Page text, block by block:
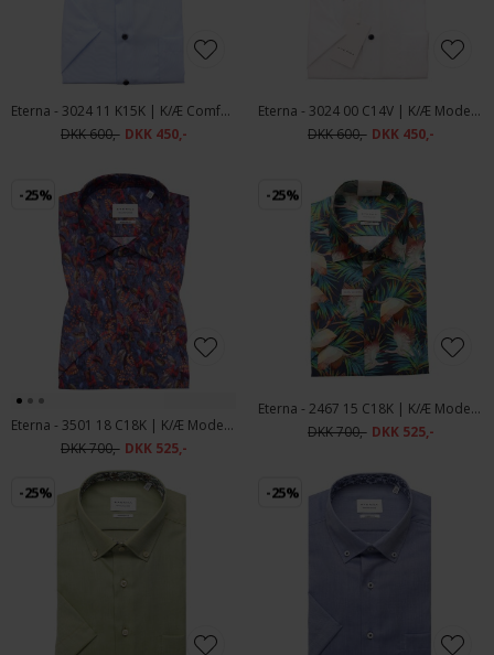
Eterna - 3024 11 K15K | K/Æ Comfort fit Lyseblå
DKK 600,- DKK 450,-
Eterna - 3024 00 C14V | K/Æ Modern fit Skjorte Hvid
DKK 600,- DKK 450,-
-25%
Eterna - 3501 18 C18K | K/Æ Modern Fit Skjorte Navy Orange Print
DKK 700,- DKK 525,-
-25%
Eterna - 2467 15 C18K | K/Æ Modern Fit Skjorte
DKK 700,- DKK 525,-
-25% -25%